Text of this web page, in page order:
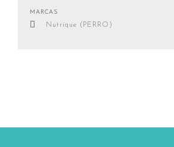
MARCAS
Nutrique (PERRO)